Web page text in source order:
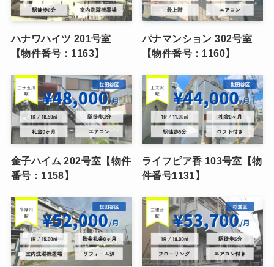
ハナワハイツ 201号室
【物件番号：1163】
パナマンション 302号室
【物件番号：1160】
金子ハイム 202号室【物件
番号：1158】
ライフピア香 103号室【物
件番号1131】